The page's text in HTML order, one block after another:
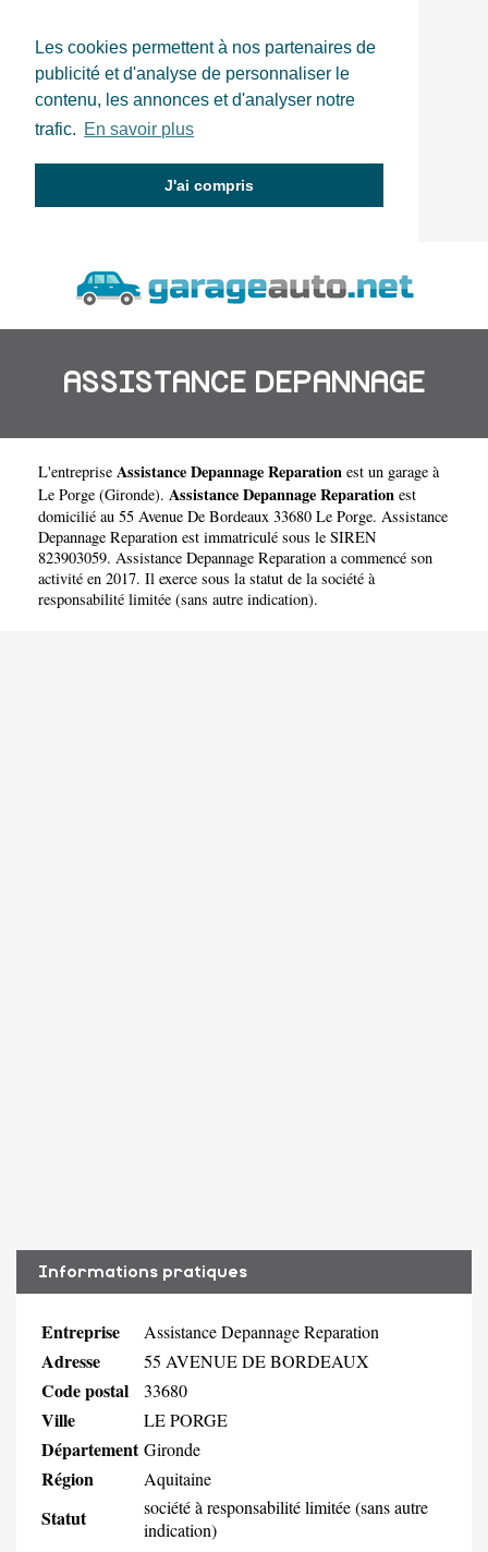
Les cookies permettent à nos partenaires de
publicité et d'analyse de personnaliser le
contenu, les annonces et d'analyser notre
trafic. En savoir plus
J'ai compris
ASSISTANCE DEPANNAGE
REPARATION
L'entreprise Assistance Depannage Reparation est un garage à
Le Porge (Gironde). Assistance Depannage Reparation est
domicilié au 55 Avenue De Bordeaux 33680 Le Porge. Assistance
Depannage Reparation est immatriculé sous le SIREN
823903059. Assistance Depannage Reparation a commencé son
activité en 2017. Il exerce sous la statut de la société à
responsabilité limitée (sans autre indication).
Informations pratiques
Entreprise Assistance Depannage Reparation
Adresse 55 AVENUE DE BORDEAUX
Code postal 33680
Ville LE PORGE
Département Gironde
Région Aquitaine
Statut
société à responsabilité limitée (sans autre
indication)